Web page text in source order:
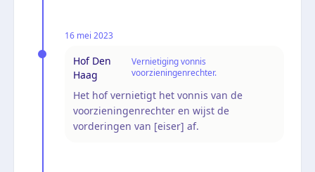
16 mei 2023
Hof Den
Haag
Vernietiging vonnis
voorzieningenrechter.
Het hof vernietigt het vonnis van de
voorzieningenrechter en wijst de
vorderingen van [eiser] af.